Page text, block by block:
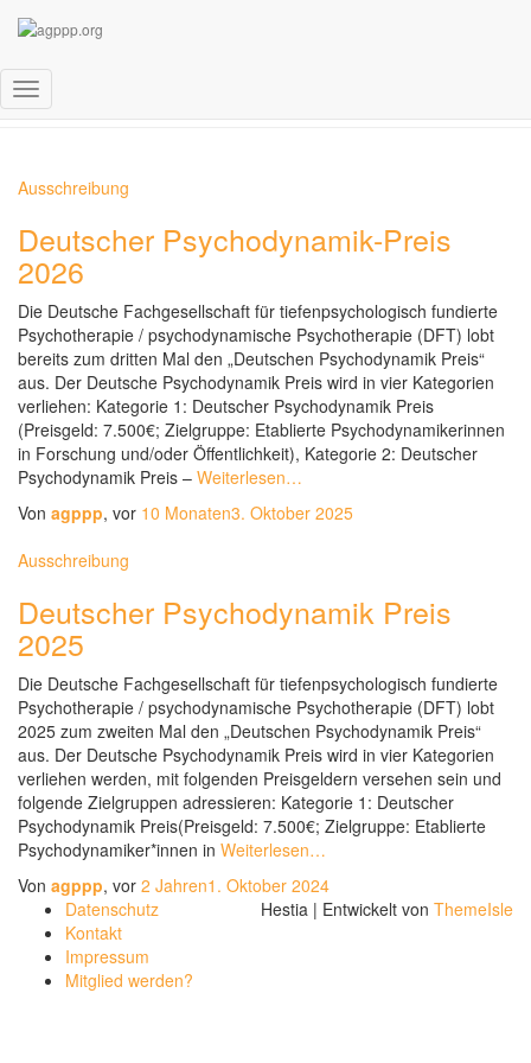
Navigation
Ausschreibung
Deutscher Psychodynamik-Preis
2026
Die Deutsche Fachgesellschaft für tiefenpsychologisch fundierte
Psychotherapie / psychodynamische Psychotherapie (DFT) lobt
bereits zum dritten Mal den „Deutschen Psychodynamik Preis“
aus. Der Deutsche Psychodynamik Preis wird in vier Kategorien
verliehen: Kategorie 1: Deutscher Psychodynamik Preis
(Preisgeld: 7.500€; Zielgruppe: Etablierte Psychodynamikerinnen
in Forschung und/oder Öffentlichkeit), Kategorie 2: Deutscher
Psychodynamik Preis – Weiterlesen…
Von agppp, vor 10 Monaten3. Oktober 2025
Ausschreibung
Deutscher Psychodynamik Preis
2025
Die Deutsche Fachgesellschaft für tiefenpsychologisch fundierte
Psychotherapie / psychodynamische Psychotherapie (DFT) lobt
2025 zum zweiten Mal den „Deutschen Psychodynamik Preis“
aus. Der Deutsche Psychodynamik Preis wird in vier Kategorien
verliehen werden, mit folgenden Preisgeldern versehen sein und
folgende Zielgruppen adressieren: Kategorie 1: Deutscher
Psychodynamik Preis(Preisgeld: 7.500€; Zielgruppe: Etablierte
Psychodynamiker*innen in Weiterlesen…
Von agppp, vor 2 Jahren1. Oktober 2024
Datenschutz
Kontakt
Impressum
Mitglied werden?
Hestia | Entwickelt von ThemeIsle